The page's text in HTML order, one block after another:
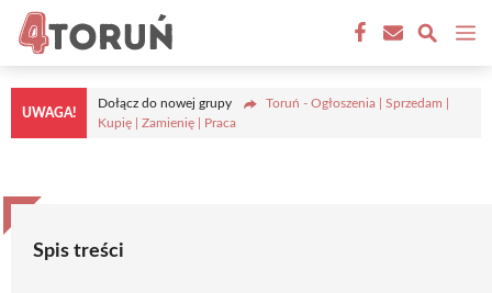
Przejdź
treści
UWAGA!
Dołącz do nowej grupy
Toruń - Ogłoszenia | Sprzedam |
Kupię | Zamienię | Praca
Spis treści